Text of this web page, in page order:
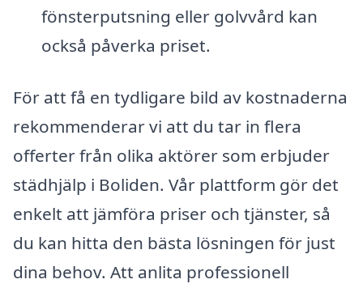
fönsterputsning eller golvvård kan
också påverka priset.
För att få en tydligare bild av kostnaderna
rekommenderar vi att du tar in flera
offerter från olika aktörer som erbjuder
städhjälp i Boliden. Vår plattform gör det
enkelt att jämföra priser och tjänster, så
du kan hitta den bästa lösningen för just
dina behov. Att anlita professionell